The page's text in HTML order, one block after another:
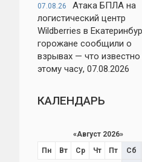
07.08.26
Атака БПЛА на
логистический центр
Wildberries в
горожане сообщили о
взрывах — что известно
этому часу, 07.08.2026
КАЛЕНДАРЬ
«Август 2026»
Пн
Вт Ср Чт Пт Сб